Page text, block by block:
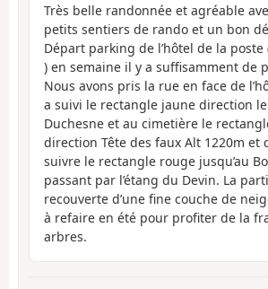
Très belle randonnée et agréable
petits sentiers de rando et un bon
Départ parking de l’hôtel de la
) en semaine il y a suffisamment de
Nous avons pris la rue en face de
a suivi le rectangle jaune direction
Duchesne et au cimetière le
direction Tête des faux Alt 1220m et
suivre le rectangle rouge jusqu’au
passant par l’étang du Devin. La
recouverte d’une fine couche de
à refaire en été pour profiter de la
arbres.